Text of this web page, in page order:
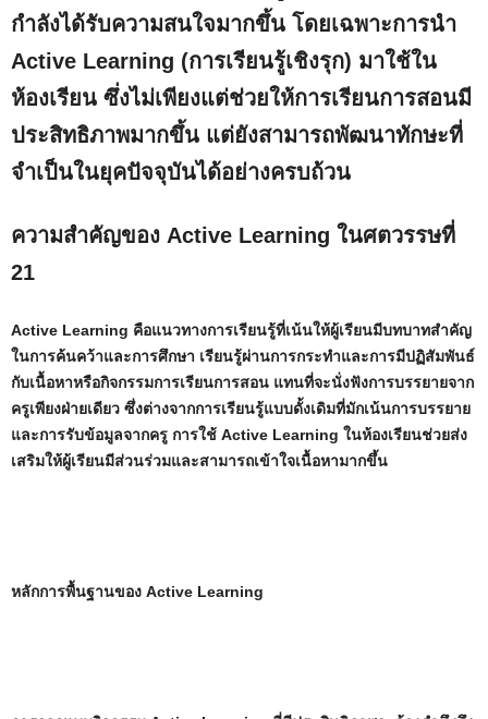
กำลังได้รับความสนใจมากขึ้น โดยเฉพาะการนำ
Active Learning (การเรียนรู้เชิงรุก) มาใช้ใน
ห้องเรียน ซึ่งไม่เพียงแต่ช่วยให้การเรียนการสอนมี
ประสิทธิภาพมากขึ้น แต่ยังสามารถพัฒนาทักษะที่
จำเป็นในยุคปัจจุบันได้อย่างครบถ้วน
ความสำคัญของ Active Learning ในศตวรรษที่
21
Active Learning คือแนวทางการเรียนรู้ที่เน้นให้ผู้เรียนมีบทบาทสำคัญ
ในการค้นคว้าและการศึกษา เรียนรู้ผ่านการกระทำและการมีปฏิสัมพันธ์
กับเนื้อหาหรือกิจกรรมการเรียนการสอน แทนที่จะนั่งฟังการบรรยายจาก
ครูเพียงฝ่ายเดียว ซึ่งต่างจากการเรียนรู้แบบดั้งเดิมที่มักเน้นการบรรยาย
และการรับข้อมูลจากครู การใช้ Active Learning ในห้องเรียนช่วยส่ง
เสริมให้ผู้เรียนมีส่วนร่วมและสามารถเข้าใจเนื้อหามากขึ้น
หลักการพื้นฐานของ Active Learning